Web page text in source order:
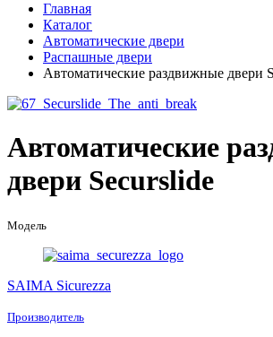
Главная
Каталог
Автоматические двери
Распашные двери
Автоматические раздвижные двери
Автоматические
двери Securslide
Модель
SAIMA Sicurezza
Производитель